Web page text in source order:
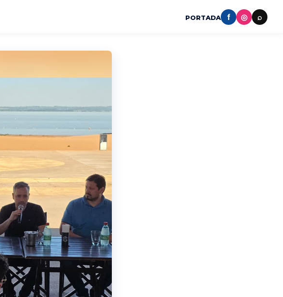
PORTADA f ◎ ⌕